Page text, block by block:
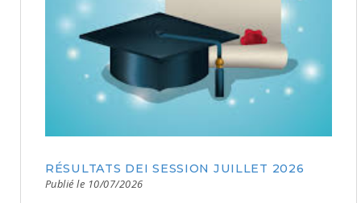
RÉSULTATS DEI SESSION JUILLET 2026
Publié le 10/07/2026